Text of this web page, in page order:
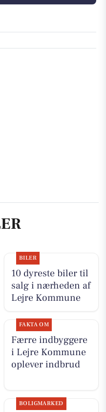
BILER
10 dyreste biler til
salg i nærheden af
Lejre Kommune
FAKTA OM
Færre indbyggere
i Lejre Kommune
oplever indbrud
BOLIGMARKED